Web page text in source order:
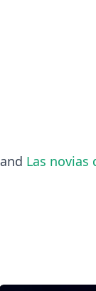
and Las novias